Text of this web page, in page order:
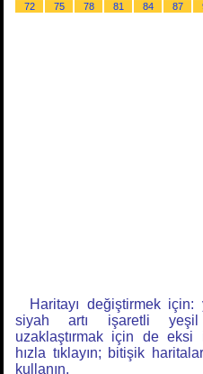
72
75 78 81 84 87
Haritayı değiştirmek için:
siyah artı işaretli
uzaklaştırmak için de eksi
hızla tıklayın; bitişik
kullanın.